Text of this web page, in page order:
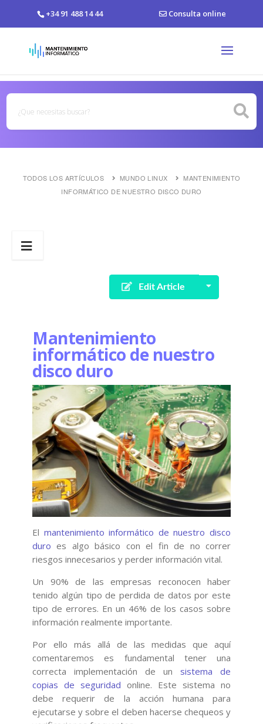
+34 91 488 14 44 Consulta online
TODOS LOS ARTÍCULOS MUNDO LINUX
MANTENIMIENTO
INFORMÁTICO DE NUESTRO DISCO DURO
Edit Article
Mantenimiento
informático de nuestro
disco duro
El mantenimiento informático de nuestro disco
duro es algo básico con el fin de no correr
riesgos innecesarios y perder información vital.
Un 90% de las empresas reconocen haber
tenido algún tipo de perdida de datos por este
tipo de errores. En un 46% de los casos sobre
información realmente importante.
Por ello más allá de las medidas que aquí
comentaremos es fundamental tener una
correcta implementación de un sistema de
copias de seguridad online. Este sistema no
debe requerir de la acción humana para
ejecutarse y sobre el deben hacerse chequeos y